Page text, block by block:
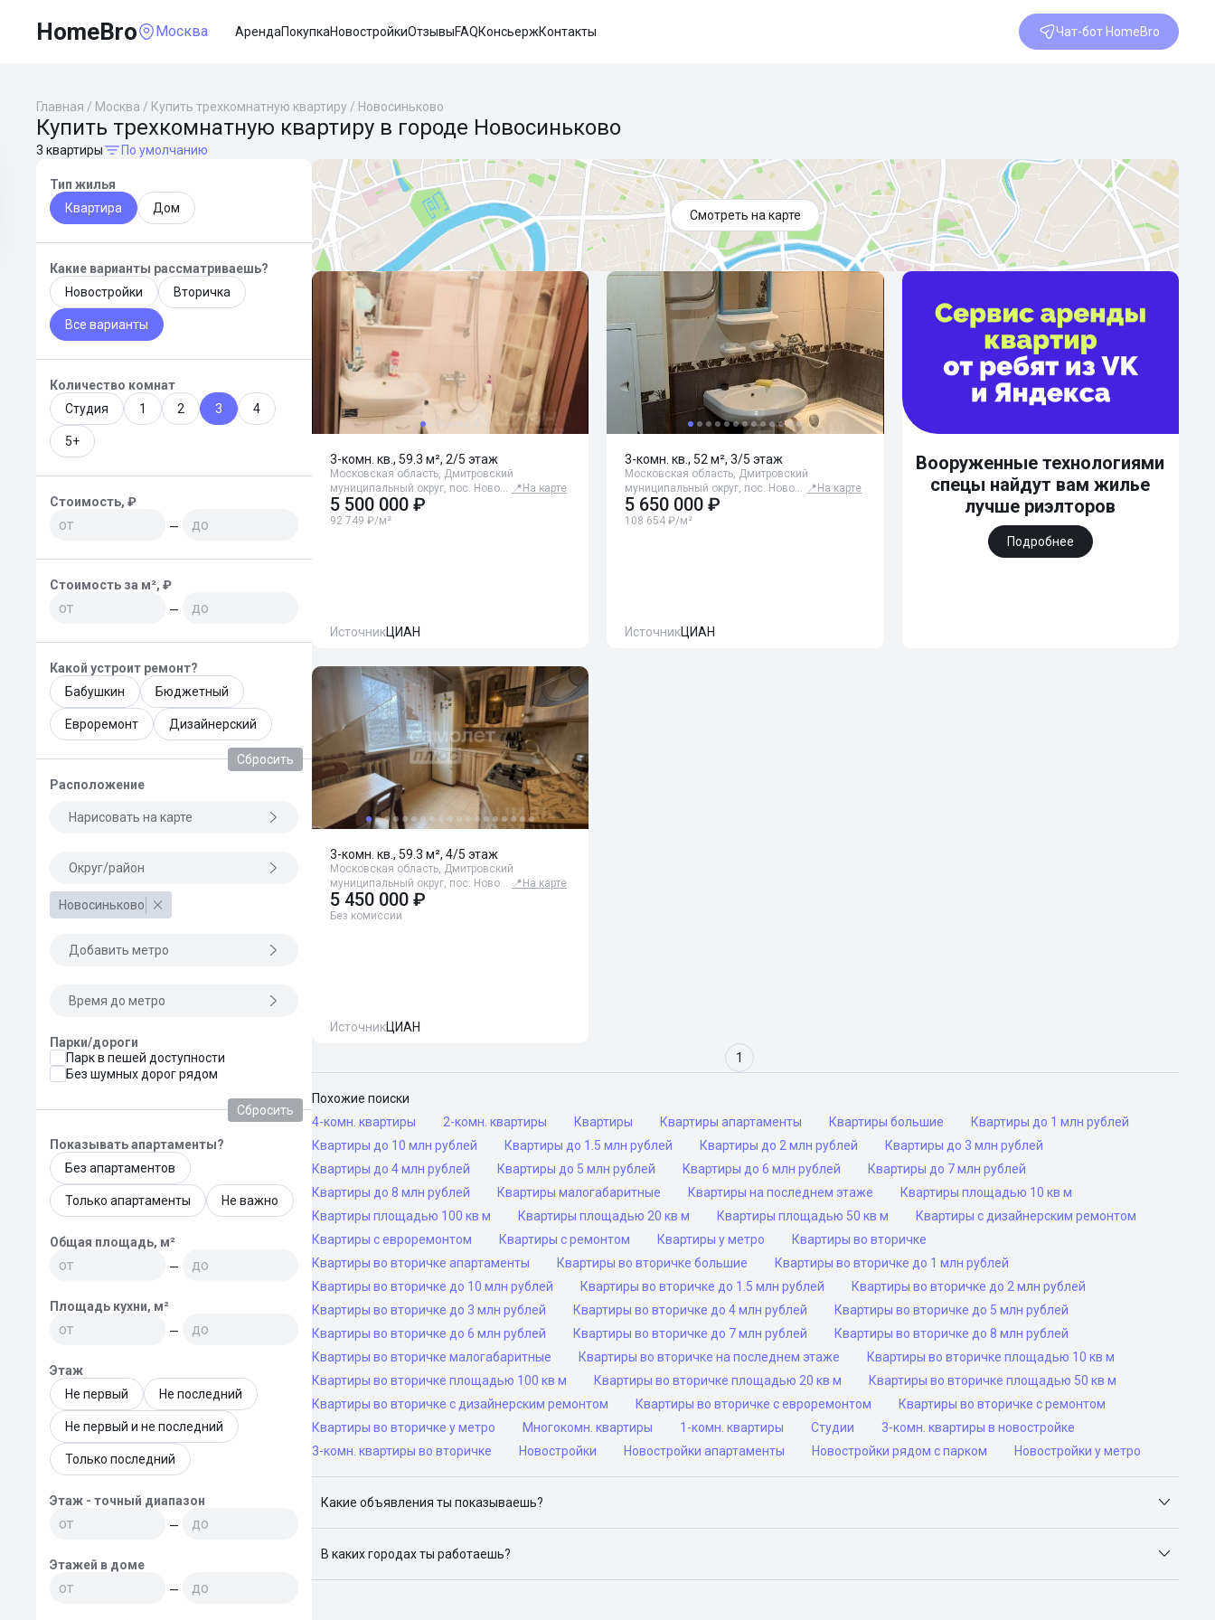
HomeBro Москва АрендаПокупкаНовостройкиОтзывыFAQКонсьержКонтакты Чат-бот HomeBro
Главная / Москва / Купить трехкомнатную квартиру / Новосиньково
Купить трехкомнатную квартиру в городе Новосиньково
3 квартиры По умолчанию
Тип жилья
Квартира
Дом
Какие варианты рассматриваешь?
Новостройки
Вторичка
Все варианты
Количество комнат
Студия
1 2 3 4
5+
Стоимость, ₽
—
Стоимость за м², ₽
—
Какой устроит ремонт?
Бабушкин
Бюджетный
Евроремонт Дизайнерский
Сбросить
Расположение
Нарисовать на карте
Округ/район
Новосиньково
Добавить метро
Время до метро
Парки/дороги
Парк в пешей доступности
Без шумных дорог рядом
Сбросить
Показывать апартаменты?
Без апартаментов
Только апартаменты Не важно
Общая площадь, м²
—
Площадь кухни, м²
—
Этаж
Не первый
Не последний
Не первый и не последний
Только последний
Этаж - точный диапазон
—
Этажей в доме
—
Смотреть на карте
3-комн. кв., 59.3 м², 2/5 этаж
Московская область, Дмитровский
муниципальный округ, пос. Ново… 📍 На карте
5 500 000 ₽
92 749 ₽/м²
ИсточникЦИАН
3-комн. кв., 52 м², 3/5 этаж
Московская область, Дмитровский
муниципальный округ, пос. Ново… 📍 На карте
5 650 000 ₽
108 654 ₽/м²
ИсточникЦИАН
Вооруженные технологиями
спецы найдут вам жилье
лучше риэлторов
Подробнее
3-комн. кв., 59.3 м², 4/5 этаж
Московская область, Дмитровский
муниципальный округ, пос. Ново… 📍 На карте
5 450 000 ₽
Без комиссии
ИсточникЦИАН
1
Похожие поиски
4-комн. квартиры
2-комн. квартиры Квартиры Квартиры апартаменты Квартиры большие
Квартиры до 1 млн рублей
Квартиры до 10 млн рублей
Квартиры до 1.5 млн рублей Квартиры до 2 млн рублей
Квартиры до 3 млн рублей
Квартиры до 4 млн рублей
Квартиры до 5 млн рублей Квартиры до 6 млн рублей
Квартиры до 7 млн рублей
Квартиры до 8 млн рублей
Квартиры малогабаритные Квартиры на последнем этаже
Квартиры площадью 10 кв м
Квартиры площадью 100 кв м
Квартиры площадью 20 кв м Квартиры площадью 50 кв м
Квартиры с дизайнерским ремонтом
Квартиры с евроремонтом
Квартиры с ремонтом Квартиры у метро
Квартиры во вторичке
Квартиры во вторичке апартаменты
Квартиры во вторичке большие
Квартиры во вторичке до 1 млн рублей
Квартиры во вторичке до 10 млн рублей
Квартиры во вторичке до 1.5 млн рублей
Квартиры во вторичке до 2 млн рублей
Квартиры во вторичке до 3 млн рублей
Квартиры во вторичке до 4 млн рублей
Квартиры во вторичке до 5 млн рублей
Квартиры во вторичке до 6 млн рублей
Квартиры во вторичке до 7 млн рублей
Квартиры во вторичке до 8 млн рублей
Квартиры во вторичке малогабаритные
Квартиры во вторичке на последнем этаже
Квартиры во вторичке площадью 10 кв м
Квартиры во вторичке площадью 100 кв м
Квартиры во вторичке площадью 20 кв м
Квартиры во вторичке площадью 50 кв м
Квартиры во вторичке с дизайнерским ремонтом
Квартиры во вторичке с евроремонтом
Квартиры во вторичке с ремонтом
Квартиры во вторичке у метро
Многокомн. квартиры 1-комн. квартиры Студии
3-комн. квартиры в новостройке
3-комн. квартиры во вторичке
Новостройки Новостройки апартаменты Новостройки рядом с парком Новостройки у метро
Какие объявления ты показываешь?
В каких городах ты работаешь?